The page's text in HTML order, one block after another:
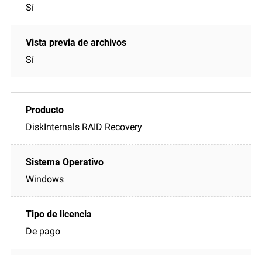
Sí
Sí
DiskInternals RAID Recovery
Windows
De pago